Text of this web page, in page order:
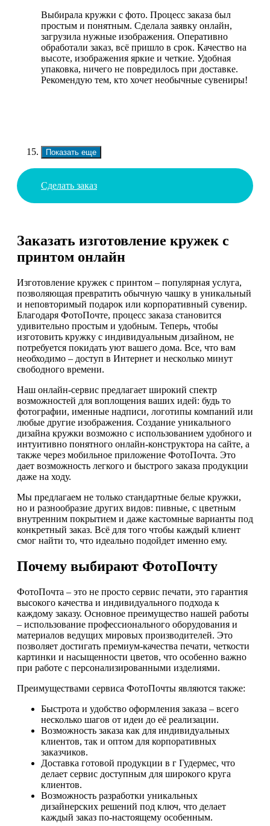
Выбирала кружки с фото. Процесс заказа был
простым и понятным. Сделала заявку онлайн,
загрузила нужные изображения. Оперативно
обработали заказ, всё пришло в срок. Качество на
высоте, изображения яркие и четкие. Удобная
упаковка, ничего не повредилось при доставке.
Рекомендую тем, кто хочет необычные сувениры!
Показать еще
Сделать заказ
Заказать изготовление кружек с
принтом онлайн
Изготовление кружек с принтом – популярная услуга,
позволяющая превратить обычную чашку в уникальный
и неповторимый подарок или корпоративный сувенир.
Благодаря ФотоПочте, процесс заказа становится
удивительно простым и удобным. Теперь, чтобы
изготовить кружку с индивидуальным дизайном, не
потребуется покидать уют вашего дома. Все, что вам
необходимо – доступ в Интернет и несколько минут
свободного времени.
Наш онлайн-сервис предлагает широкий спектр
возможностей для воплощения ваших идей: будь то
фотографии, именные надписи, логотипы компаний или
любые другие изображения. Создание уникального
дизайна кружки возможно с использованием удобного и
интуитивно понятного онлайн-конструктора на сайте, а
также через мобильное приложение ФотоПочта. Это
дает возможность легкого и быстрого заказа продукции
даже на ходу.
Мы предлагаем не только стандартные белые кружки,
но и разнообразие других видов: пивные, с цветным
внутренним покрытием и даже кастомные варианты под
конкретный заказ. Всё для того чтобы каждый клиент
смог найти то, что идеально подойдет именно ему.
Почему выбирают ФотоПочту
ФотоПочта – это не просто сервис печати, это гарантия
высокого качества и индивидуального подхода к
каждому заказу. Основное преимущество нашей работы
– использование профессионального оборудования и
материалов ведущих мировых производителей. Это
позволяет достигать премиум-качества печати, четкости
картинки и насыщенности цветов, что особенно важно
при работе с персонализированными изделиями.
Преимуществами сервиса ФотоПочты являются также:
Быстрота и удобство оформления заказа – всего
несколько шагов от идеи до её реализации.
Возможность заказа как для индивидуальных
клиентов, так и оптом для корпоративных
заказчиков.
Доставка готовой продукции в г Гудермес, что
делает сервис доступным для широкого круга
клиентов.
Возможность разработки уникальных
дизайнерских решений под ключ, что делает
каждый заказ по-настоящему особенным.